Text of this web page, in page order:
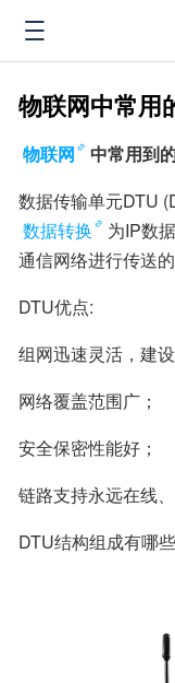
物联网中常用
物联网
中常用到
数据传输单元DTU
数据转换
为IP数
通信网络进行传送
DTU优点:
组网迅速灵活，建
网络覆盖范围广；
安全保密性能好；
链路支持永远在线
DTU结构组成有哪些